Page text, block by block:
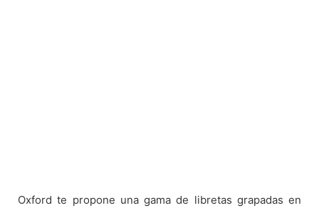
Oxford te propone una gama de libretas grapadas en